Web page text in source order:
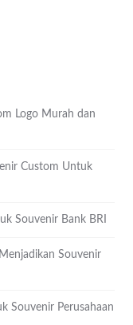
Logo Murah dan
Custom Untuk
Souvenir Bank BRI
Souvenir
Souvenir Perusahaan